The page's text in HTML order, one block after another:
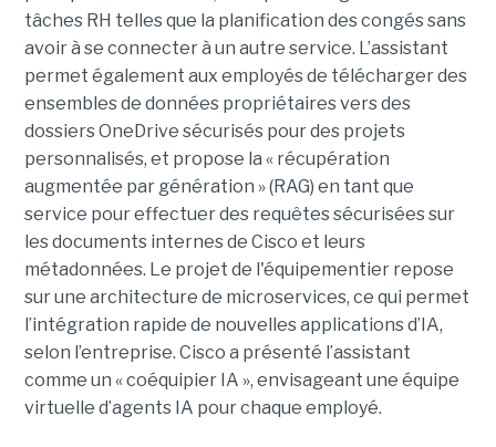
tâches RH telles que la planification des congés sans
avoir à se connecter à un autre service. L’assistant
permet également aux employés de télécharger des
ensembles de données propriétaires vers des
dossiers OneDrive sécurisés pour des projets
personnalisés, et propose la « récupération
augmentée par génération » (RAG) en tant que
service pour effectuer des requêtes sécurisées sur
les documents internes de Cisco et leurs
métadonnées. Le projet de l'équipementier repose
sur une architecture de microservices, ce qui permet
l’intégration rapide de nouvelles applications d’IA,
selon l’entreprise. Cisco a présenté l’assistant
comme un « coéquipier IA », envisageant une équipe
virtuelle d’agents IA pour chaque employé.